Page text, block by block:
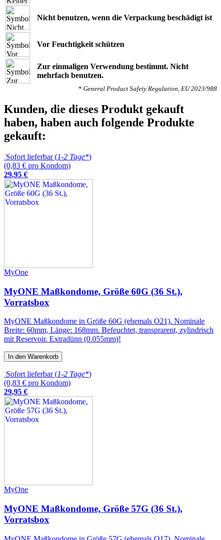
Nicht benutzen, wenn die Verpackung beschädigt ist
Vor Feuchtigkeit schützen
Zur einmaligen Verwendung bestimmt. Nicht
mehrfach benutzen.
* General Product Safety Regulation, EU 2023/988
Kunden, die dieses Produkt gekauft
haben, haben auch folgende Produkte
gekauft:
Sofort lieferbar (1-2 Tage*)
(0,83 € pro Kondom)
29,95 €
MyOne
MyONE Maßkondome, Größe 60G (36 St.),
Vorratsbox
MyONE Maßkondome in Größe 60G (ehemals O21). Nominale
Breite: 60mm, Länge: 168mm. Befeuchtet, transprarent, zylindrisch
mit Reservoir. Extradünn (0.055mm)!
In den Warenkorb
Sofort lieferbar (1-2 Tage*)
(0,83 € pro Kondom)
29,95 €
MyOne
MyONE Maßkondome, Größe 57G (36 St.),
Vorratsbox